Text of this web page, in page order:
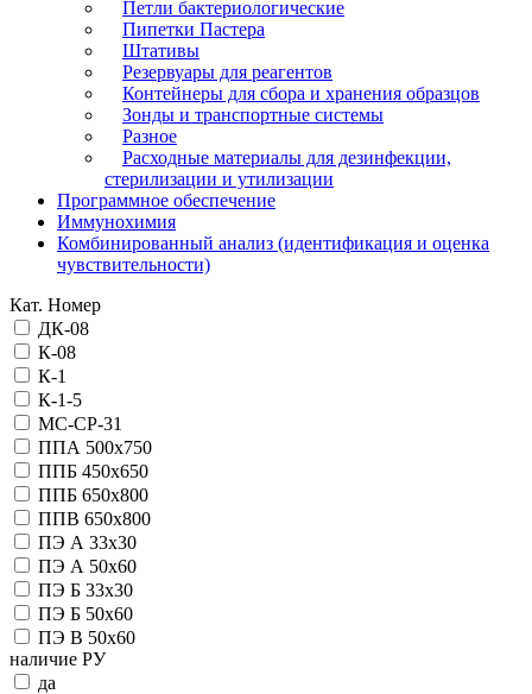
Петли бактериологические
Пипетки Пастера
Штативы
Резервуары для реагентов
Контейнеры для сбора и хранения образцов
Зонды и транспортные системы
Разное
Расходные материалы для дезинфекции,
стерилизации и утилизации
Программное обеспечение
Иммунохимия
Комбинированный анализ (идентификация и оценка
чувствительности)
Кат. Номер
ДК-08
К-08
К-1
К-1-5
МС-СР-31
ППА 500х750
ППБ 450х650
ППБ 650х800
ППВ 650х800
ПЭ А 33х30
ПЭ А 50х60
ПЭ Б 33х30
ПЭ Б 50х60
ПЭ В 50х60
наличие РУ
да